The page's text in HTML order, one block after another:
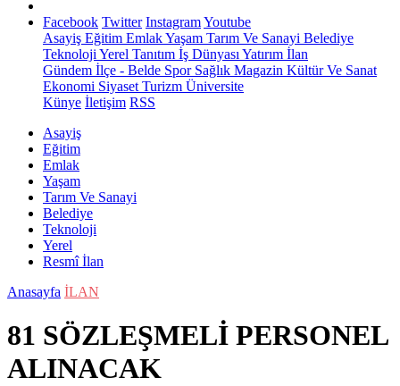
Facebook Twitter InstagramYoutube
Asayiş Eğitim EmlakYaşam Tarım Ve Sanayi Belediye
Teknoloji Yerel Tanıtım İş Dünyası Yatırım İlan
Gündem İlçe - Belde SporSağlık Magazin Kültür Ve Sanat
Ekonomi Siyaset Turizm Üniversite
Künye İletişim RSS
Asayiş
Eğitim
Emlak
Yaşam
Tarım Ve Sanayi
Belediye
Teknoloji
Yerel
Resmî İlan
Anasayfa İLAN
81 SÖZLEŞMELİ PERSONEL
ALINACAK